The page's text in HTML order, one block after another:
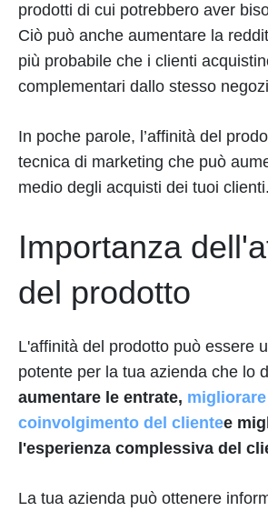
prodotti di cui potrebbero aver
Ciò può anche aumentare la
più probabile che i clienti
complementari dallo stesso
In poche parole, l’affinità del
tecnica di marketing che può
medio degli acquisti dei tuoi clienti.
Importanza
del prodotto
L'affinità del prodotto può essere
potente per la tua azienda che lo
aumentare le entrate, migliorare
coinvolgimento del clientee
l'esperienza complessiva del
La tua azienda può ottenere